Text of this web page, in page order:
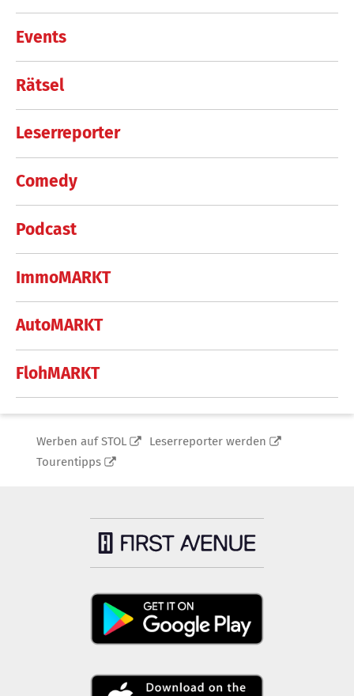
Events
Rätsel
Leserreporter
Comedy
Podcast
ImmoMARKT
AutoMARKT
FlohMARKT
Werben auf STOL
Leserreporter werden
Tourentipps